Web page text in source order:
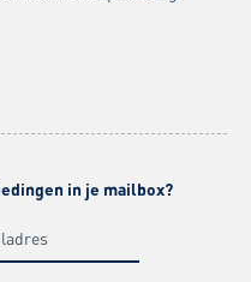
in je mailbox?